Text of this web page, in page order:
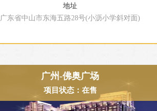
地址
广东省中山市东海五路28号(小沥小学斜对面)
广州-佛奥广场
项目状态：在售